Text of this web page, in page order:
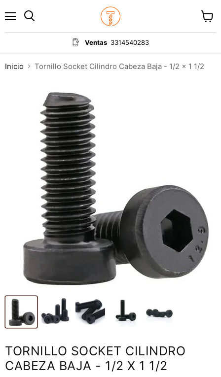
Ventas 3314540283
carrito
Inicio Tornillo Socket Cilindro Cabeza Baja - 1/2 x 1 1/2
TORNILLO SOCKET CILINDRO
CABEZA BAJA - 1/2 X 1 1/2